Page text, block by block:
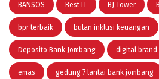
BANSOS Best IT BJ Tower
bpr terbaik bulan inklusi keuangan
Deposito Bank Jombang digital brand
emas gedung 7 lantai bank jombang